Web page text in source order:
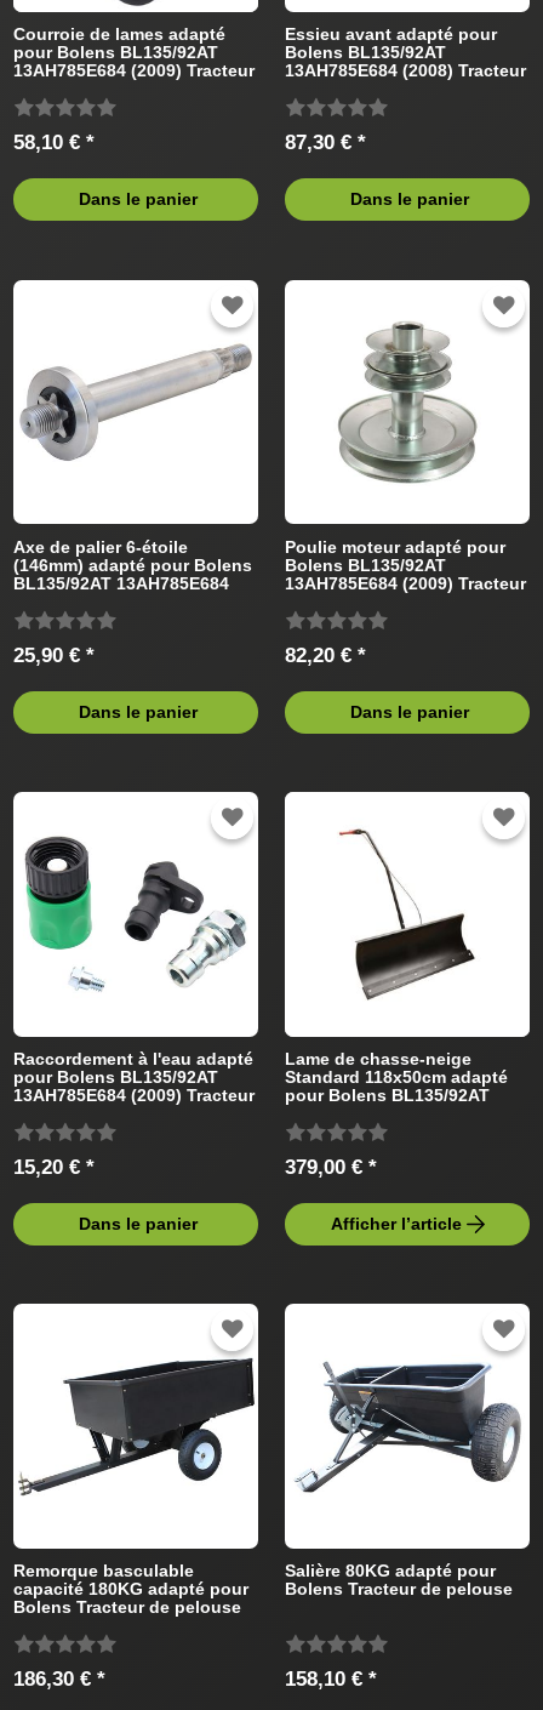
Courroie de lames adapté
pour Bolens BL135/92AT
13AH785E684 (2009) Tracteur
58,10 € *
Dans le panier
Essieu avant adapté pour
Bolens BL135/92AT
13AH785E684 (2008) Tracteur
87,30 € *
Dans le panier
Axe de palier 6-étoile
(146mm) adapté pour Bolens
BL135/92AT 13AH785E684
25,90 € *
Dans le panier
Poulie moteur adapté pour
Bolens BL135/92AT
13AH785E684 (2009) Tracteur
82,20 € *
Dans le panier
Raccordement à l'eau adapté
pour Bolens BL135/92AT
13AH785E684 (2009) Tracteur
15,20 € *
Dans le panier
Lame de chasse-neige
Standard 118x50cm adapté
pour Bolens BL135/92AT
379,00 € *
Afficher l’article
Remorque basculable
capacité 180KG adapté pour
Bolens Tracteur de pelouse
186,30 € *
Salière 80KG adapté pour
Bolens Tracteur de pelouse
158,10 € *